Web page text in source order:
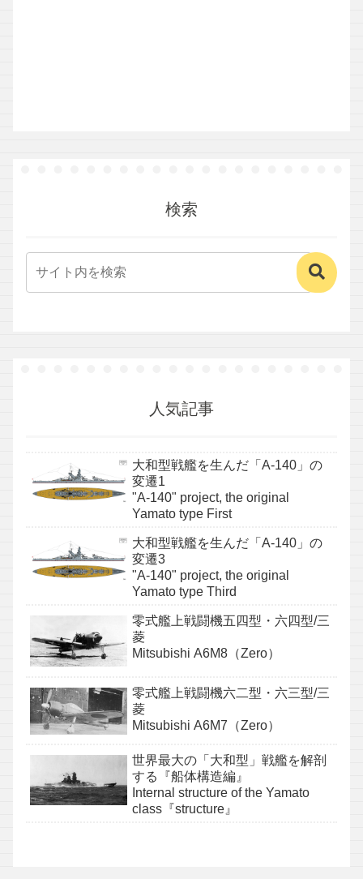
検索
人気記事
大和型戦艦を生んだ「A-140」の
変遷1
"A-140" project, the original
Yamato type First
大和型戦艦を生んだ「A-140」の
変遷3
"A-140" project, the original
Yamato type Third
零式艦上戦闘機五四型・六四型/三
菱
Mitsubishi A6M8（Zero）
零式艦上戦闘機六二型・六三型/三
菱
Mitsubishi A6M7（Zero）
世界最大の「大和型」戦艦を解剖
する『船体構造編』
Internal structure of the Yamato
class『structure』